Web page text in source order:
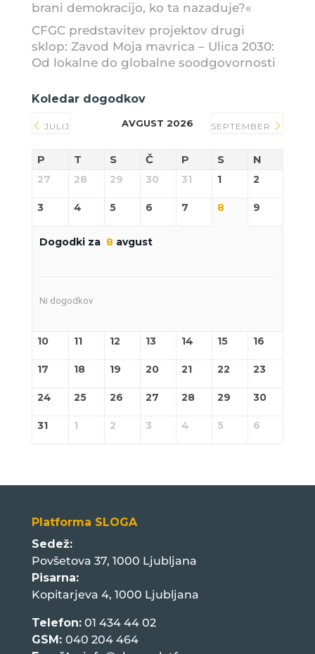
brani demokracijo, ko ta nazaduje?«
CFGC predstavitev projektov drugi
sklop: Zavod Moja mavrica – Ulica 2030:
Od lokalne do globalne soodgovornosti
Koledar dogodkov
JULIJ AVGUST 2026 SEPTEMBER
P T S Č P S N
27 28 29 30 31 1 2
3 4 5 6 7 8 9
Dogodki za 8avgust
Ni dogodkov
10 11 12 13 14 15 16
17 18 19 20 21 22 23
24 25 26 27 28 29 30
31 1 2 3 4 5 6
Platforma SLOGA
Sedež:
Povšetova 37, 1000 Ljubljana
Pisarna:
Kopitarjeva 4, 1000 Ljubljana
Telefon:01 434 44 02
GSM: 040 204 464